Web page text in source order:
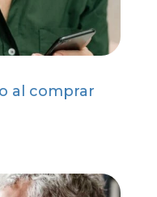
al comprar